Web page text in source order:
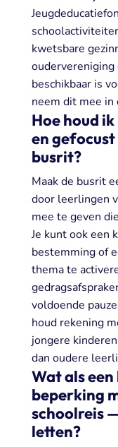
kwetsbare
beschikbaar is
neem dit mee in
Hoe houd
en
busrit?
Maak de busrit
door leerlingen
mee te geven
Je kunt ook een
bestemming of
thema te
voldoende
houd rekening
jongere
dan oudere
Wat als
beperking
schoolreis
letten?